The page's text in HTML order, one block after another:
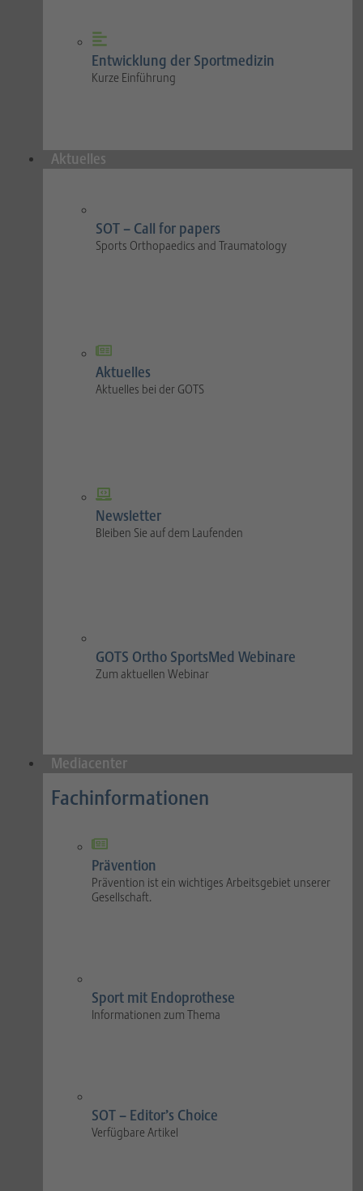
Entwicklung der Sportmedizin
Kurze Einführung
Aktuelles
SOT – Call for papers
Sports Orthopaedics and Traumatology
Aktuelles
Aktuelles bei der GOTS
Newsletter
Bleiben Sie auf dem Laufenden
GOTS Ortho SportsMed Webinare
Zum aktuellen Webinar
Mediacenter
Fachinformationen
Prävention
Prävention ist ein wichtiges Arbeitsgebiet unserer
Gesellschaft.
Sport mit Endoprothese
Informationen zum Thema
SOT – Editor’s Choice
Verfügbare Artikel